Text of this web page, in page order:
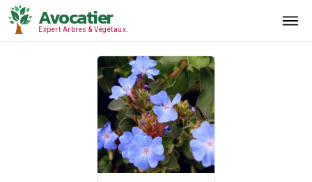
Avocatier
Expert Arbres & Végétaux.